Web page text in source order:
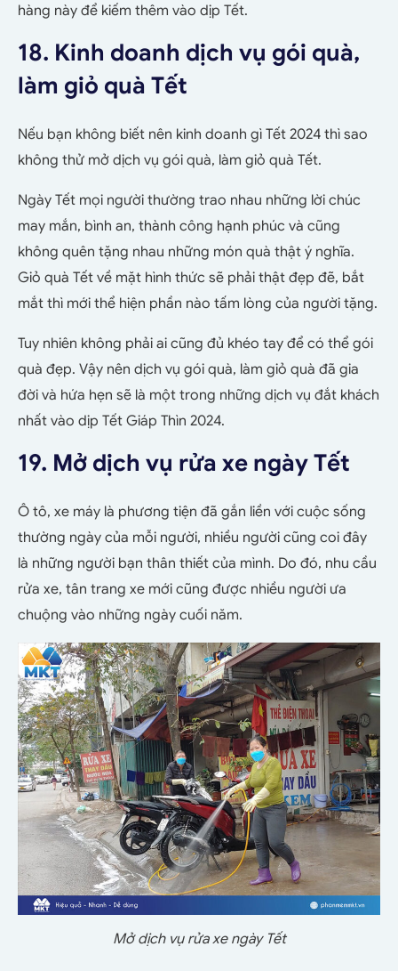
hàng này để kiếm thêm vào dịp Tết.
18. Kinh doanh dịch vụ gói quà,
làm giỏ quà Tết
Nếu bạn không biết nên kinh doanh gì Tết 2024 thì sao
không thử mở dịch vụ gói quà, làm giỏ quà Tết.
Ngày Tết mọi người thường trao nhau những lời chúc
may mắn, bình an, thành công hạnh phúc và cũng
không quên tặng nhau những món quà thật ý nghĩa.
Giỏ quà Tết về mặt hình thức sẽ phải thật đẹp đẽ, bắt
mắt thì mới thể hiện phần nào tấm lòng của người tặng.
Tuy nhiên không phải ai cũng đủ khéo tay để có thể gói
quà đẹp. Vậy nên dịch vụ gói quà, làm giỏ quà đã gia
đời và hứa hẹn sẽ là một trong những dịch vụ đắt khách
nhất vào dịp Tết Giáp Thìn 2024.
19. Mở dịch vụ rửa xe ngày Tết
Ô tô, xe máy là phương tiện đã gắn liền với cuộc sống
thường ngày của mỗi người, nhiều người cũng coi đây
là những người bạn thân thiết của mình. Do đó, nhu cầu
rửa xe, tân trang xe mới cũng được nhiều người ưa
chuộng vào những ngày cuối năm.
Mở dịch vụ rửa xe ngày Tết